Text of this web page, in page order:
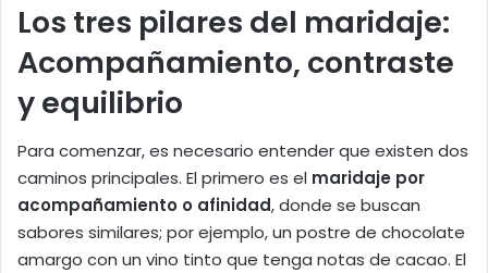
Los tres pilares del maridaje:
Acompañamiento, contraste
y equilibrio
Para comenzar, es necesario entender que existen dos
caminos principales. El primero es el maridaje por
acompañamiento o afinidad, donde se buscan
sabores similares; por ejemplo, un postre de chocolate
amargo con un vino tinto que tenga notas de cacao. El